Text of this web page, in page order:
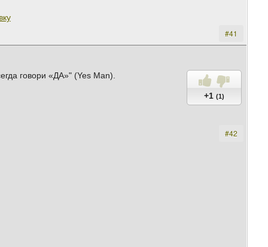
#41
+1 (1)
говори «ДА»" (Yes Man).
#42